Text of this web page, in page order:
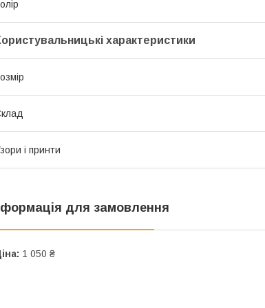
характеристики
і принти
для замовлення
1 050 ₴